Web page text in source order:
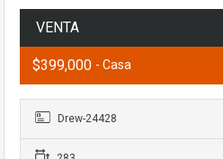
VENTA
$399,000 - Casa
Drew-24428